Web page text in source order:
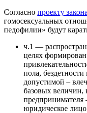
Согласно проекту закона
гомосексуальных
педофилии» будут
ч.1 —
целях
пола,
допустимой –
базовых величин,
предпринимателя
юридическое